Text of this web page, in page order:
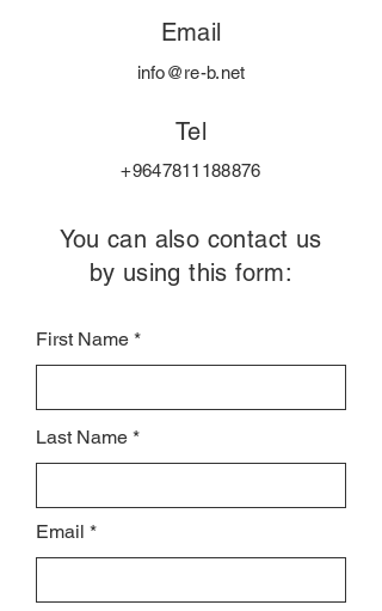
Email
info@re-b.net
Tel
+9647811188876
You can also contact us
by using this form:
First Name
Last Name
Email